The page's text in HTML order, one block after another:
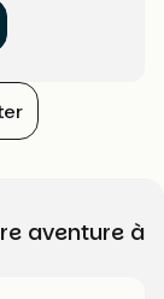
aventure à